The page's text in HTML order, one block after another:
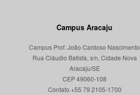
Campus Aracaju
Campus Prof. João Cardoso Nascimento
Rua Cláudio Batista, s/n, Cidade Nova
Aracaju/SE
CEP 49060-108